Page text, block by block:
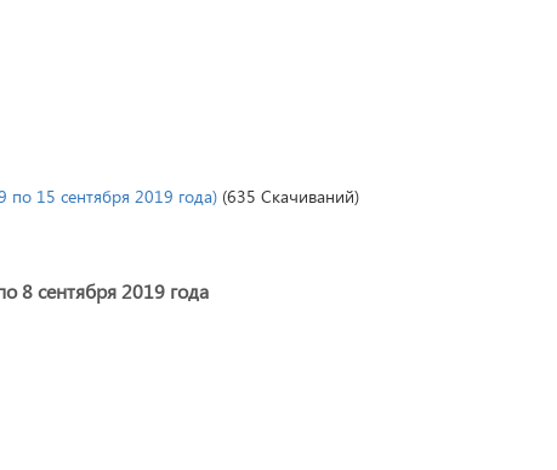
по 15 сентября 2019 года) (635 Скачиваний)
8 сентября 2019 года